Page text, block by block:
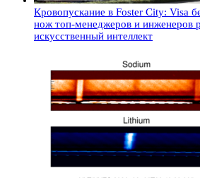
Кровопускание в Foster City: Visa
нож топ-менеджеров и инженеров
искусственный интеллект